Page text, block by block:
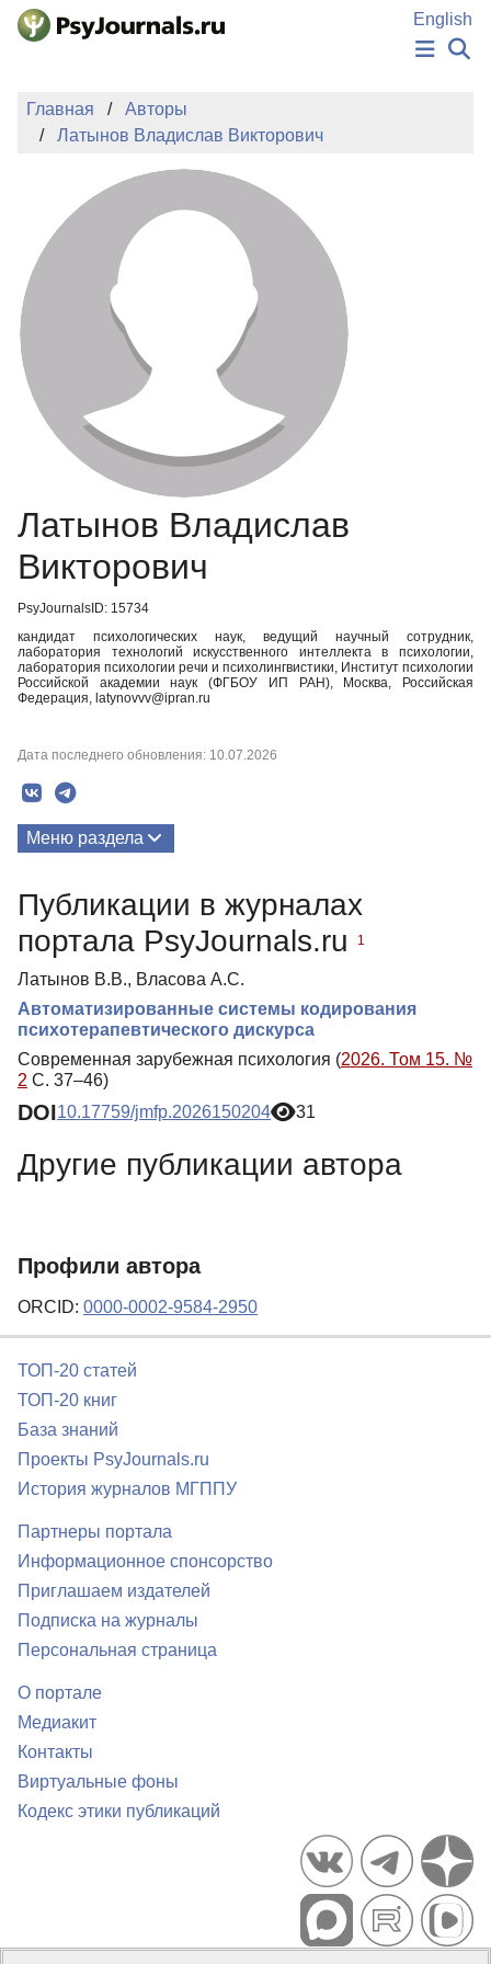
Перейти к основному содержанию
English
ИЗДАНИЯ
АВТОРЫ
ПОДАТЬ РУКОПИСЬ
БАЗА ЗНАНИЙ
КЛЮЧЕВЫЕ СЛОВА
Регистрация
Главная
Авторы
Латынов Владислав Викторович
Латынов Владислав
Викторович
PsyJournalsID: 15734
кандидат психологических наук, ведущий научный сотрудник,
лаборатория технологий искусственного интеллекта в психологии,
лаборатория психологии речи и психолингвистики, Институт психологии
Российской академии наук (ФГБОУ ИП РАН), Москва, Российская
Федерация, latynovvv@ipran.ru
Дата последнего обновления: 10.07.2026
Меню раздела
Биография
Медиа-материалы
Публикации в журналах
портала PsyJournals.ru
1
Латынов В.В., Власова А.С.
Автоматизированные системы кодирования
психотерапевтического дискурса
Современная зарубежная психология (2026. Том 15. №
2 С. 37–46)
DOI10.17759/jmfp.2026150204 31
Другие публикации автора
Профили автора
ORCID: 0000-0002-9584-2950
ТОП-20 статей
ТОП-20 книг
База знаний
Проекты PsyJournals.ru
История журналов МГППУ
Партнеры портала
Информационное спонсорство
Приглашаем издателей
Подписка на журналы
Персональная страница
О портале
Медиакит
Контакты
Виртуальные фоны
Кодекс этики публикаций